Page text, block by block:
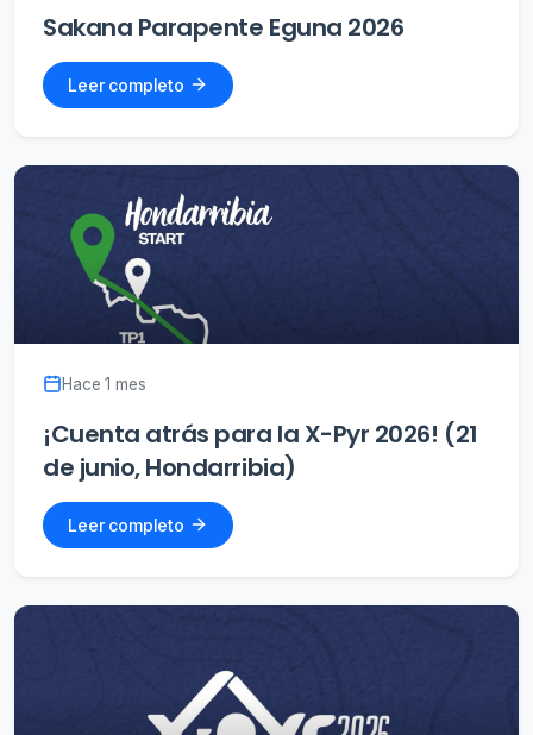
Sakana Parapente Eguna 2026
Leer completo
Hace 1 mes
¡Cuenta atrás para la X-Pyr 2026! (21
de junio, Hondarribia)
Leer completo